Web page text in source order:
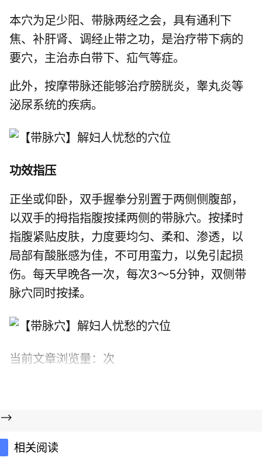
本穴为足少阳、带脉两经之会，具有通利下
焦、补肝肾、调经止带之功，是治疗带下病的
要穴，主治赤白带下、疝气等症。
此外，按摩带脉还能够治疗膀胱炎，睾丸炎等
泌尿系统的疾病。
功效指压
正坐或仰卧，双手握拳分别置于两侧侧腹部，
以双手的拇指指腹按揉两侧的带脉穴。按揉时
指腹紧贴皮肤，力度要均匀、柔和、渗透，以
局部有酸胀感为佳，不可用蛮力，以免引起损
伤。每天早晚各一次，每次3～5分钟，双侧带
脉穴同时按揉。
当前文章浏览量： 次
-->
相关阅读